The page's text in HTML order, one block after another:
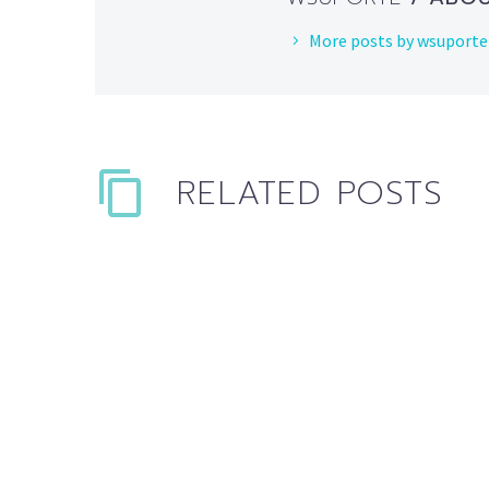
More posts by wsuporte
RELATED POSTS